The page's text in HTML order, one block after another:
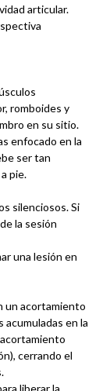
articular.
romboides y
en su sitio.
enfocado en la
ser tan
pie.
silenciosos. Si
la sesión
una lesión en
un acortamiento
acumuladas en la
cerrando el
liberar la